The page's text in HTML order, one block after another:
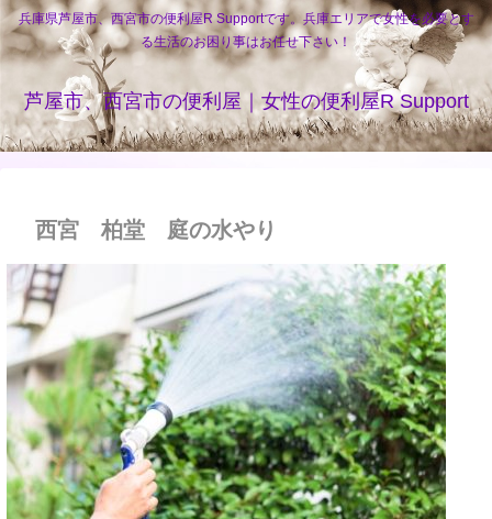
兵庫県芦屋市、西宮市の便利屋R Supportです。兵庫エリアで女性を必要とす
る生活のお困り事はお任せ下さい！
芦屋市、西宮市の便利屋｜女性の便利屋R Support
西宮 柏堂 庭の水やり